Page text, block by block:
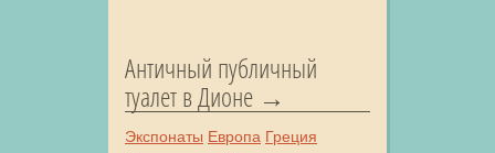
Античный публичный
туалет в Дионе
Экспонаты Европа Греция